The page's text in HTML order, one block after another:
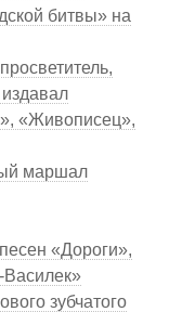
битвы» на
издавал
«Живописец»,
маршал
«Дороги»,
зубчатого